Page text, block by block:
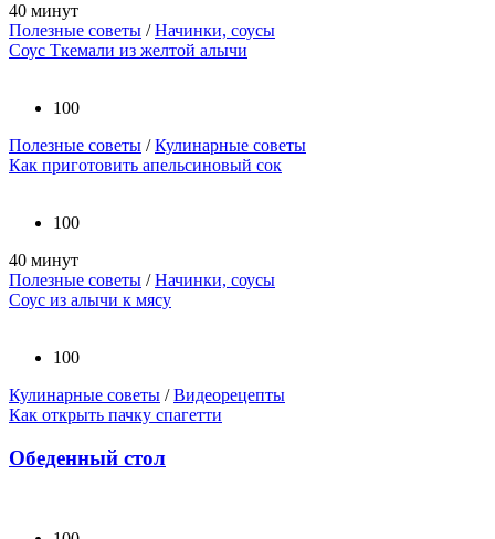
40 минут
Полезные советы /Начинки, соусы
Соус Ткемали из желтой алычи
100
Полезные советы /Кулинарные советы
Как приготовить апельсиновый сок
100
40 минут
Полезные советы /Начинки, соусы
Соус из алычи к мясу
100
Кулинарные советы /Видеорецепты
Как открыть пачку спагетти
Обеденный стол